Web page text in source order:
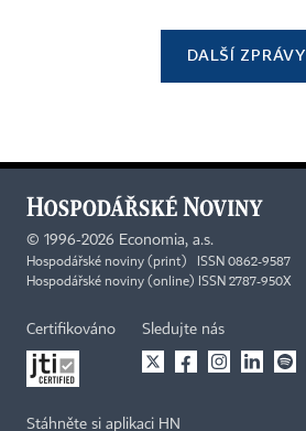
DALŠÍ ZPRÁVY
© 1996-2026 Economia, a.s.
Hospodářské noviny (print) ISSN 0862-9587
Hospodářské noviny (online) ISSN 2787-950X
Certifikováno Sledujte nás
Stáhněte si aplikaci HN